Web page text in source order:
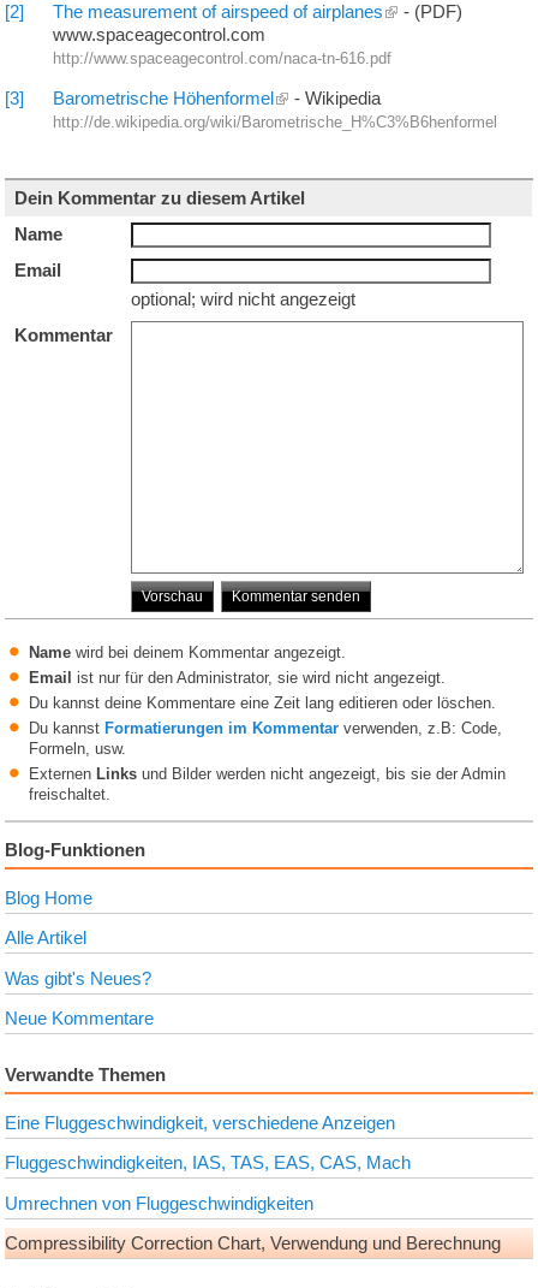
[2] The measurement of airspeed of airplanes
- (PDF)
www.spaceagecontrol.com
http://www.spaceagecontrol.com/naca-tn-616.pdf
[3] Barometrische Höhenformel - Wikipedia
http://de.wikipedia.org/wiki/Barometrische_H%C3%B6henformel
Dein Kommentar zu diesem Artikel
Name
Email
optional; wird nicht angezeigt
Kommentar
Name wird bei deinem Kommentar angezeigt.
Email ist nur für den Administrator, sie wird nicht angezeigt.
Du kannst deine Kommentare eine Zeit lang editieren oder löschen.
Du kannst Formatierungen im Kommentar verwenden, z.B: Code,
Formeln, usw.
Externen Links und Bilder werden nicht angezeigt, bis sie der Admin
freischaltet.
Blog-Funktionen
Blog Home
Alle Artikel
Was gibt's Neues?
Neue Kommentare
Verwandte Themen
Eine Fluggeschwindigkeit, verschiedene Anzeigen
Fluggeschwindigkeiten, IAS, TAS, EAS, CAS, Mach
Umrechnen von Fluggeschwindigkeiten
Compressibility Correction Chart, Verwendung und Berechnung